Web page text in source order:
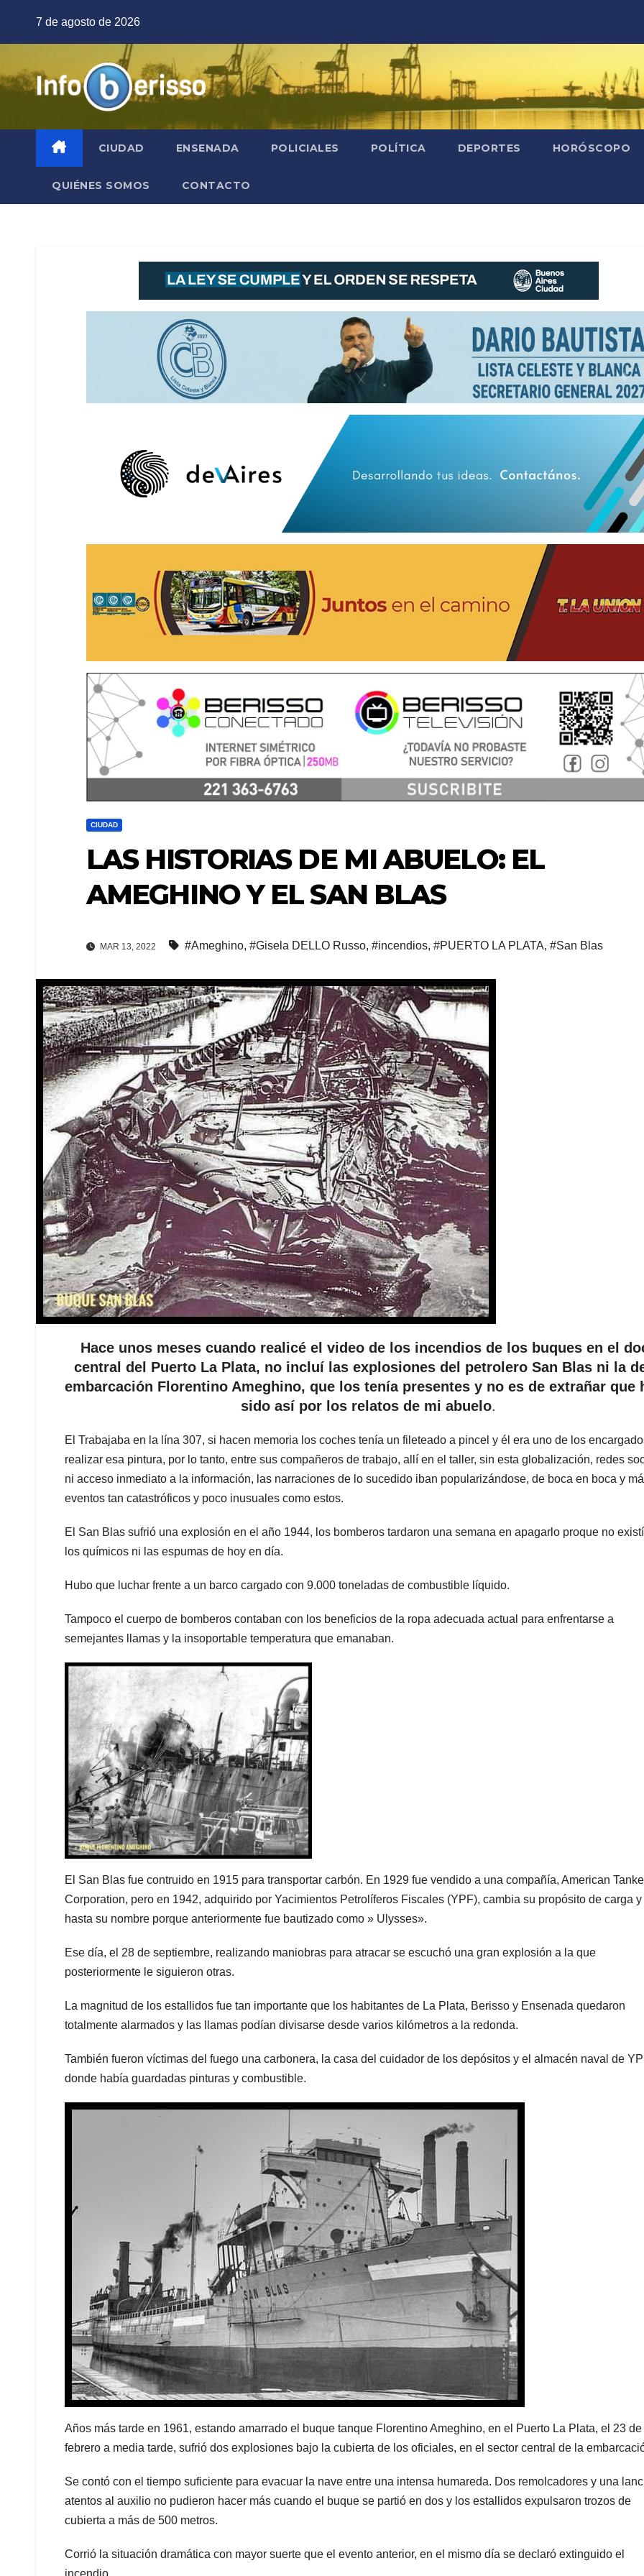
7 de agosto de 2026
CIUDAD ENSENADA POLICIALES POLÍTICA DEPORTES HORÓSCOPO
QUIÉNES SOMOS CONTACTO
CIUDAD
LAS HISTORIAS DE MI ABUELO: EL
AMEGHINO Y EL SAN BLAS
MAR 13, 2022 #Ameghino, #Gisela DELLO Russo, #incendios, #PUERTO LA PLATA, #San Blas
Hace unos meses cuando realicé el video de los incendios de los buques en el
central del Puerto La Plata, no incluí las explosiones del petrolero San Blas ni la
embarcación Florentino Ameghino, que los tenía presentes y no es de extrañar que
sido así por los relatos de mi abuelo.
El Trabajaba en la lína 307, si hacen memoria los coches tenía un fileteado a pincel y él era uno de los
realizar esa pintura, por lo tanto, entre sus compañeros de trabajo, allí en el taller, sin esta globalización, redes
ni acceso inmediato a la información, las narraciones de lo sucedido iban popularizándose, de boca en boca y
eventos tan catastróficos y poco inusuales como estos.
El San Blas sufrió una explosión en el año 1944, los bomberos tardaron una semana en apagarlo proque no
los químicos ni las espumas de hoy en día.
Hubo que luchar frente a un barco cargado con 9.000 toneladas de combustible líquido.
Tampoco el cuerpo de bomberos contaban con los beneficios de la ropa adecuada actual para enfrentarse a
semejantes llamas y la insoportable temperatura que emanaban.
El San Blas fue contruido en 1915 para transportar carbón. En 1929 fue vendido a una compañía, American
Corporation, pero en 1942, adquirido por Yacimientos Petrolíferos Fiscales (YPF), cambia su propósito de carga y
hasta su nombre porque anteriormente fue bautizado como » Ulysses».
Ese día, el 28 de septiembre, realizando maniobras para atracar se escuchó una gran explosión a la que
posteriormente le siguieron otras.
La magnitud de los estallidos fue tan importante que los habitantes de La Plata, Berisso y Ensenada quedaron
totalmente alarmados y las llamas podían divisarse desde varios kilómetros a la redonda.
También fueron víctimas del fuego una carbonera, la casa del cuidador de los depósitos y el almacén naval de
donde había guardadas pinturas y combustible.
Años más tarde en 1961, estando amarrado el buque tanque Florentino Ameghino, en el Puerto La Plata, el 23 de
febrero a media tarde, sufrió dos explosiones bajo la cubierta de los oficiales, en el sector central de la
Se contó con el tiempo suficiente para evacuar la nave entre una intensa humareda. Dos remolcadores y una
atentos al auxilio no pudieron hacer más cuando el buque se partió en dos y los estallidos expulsaron trozos de
cubierta a más de 500 metros.
Corrió la situación dramática con mayor suerte que el evento anterior, en el mismo día se declaró extinguido el